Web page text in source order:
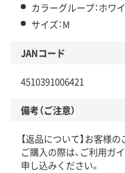
カラーグループ：ホワ
サイズ：M
JANコード
4510391006421
備考（ご注意）
【返品について】お客様
ご購入の際は、ご利用ガイ
申し込みください。